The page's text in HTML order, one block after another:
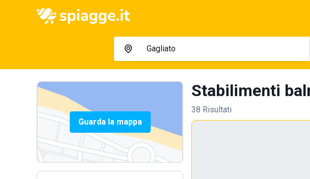
Guarda la mappa
Stabilimenti
38 Risultati